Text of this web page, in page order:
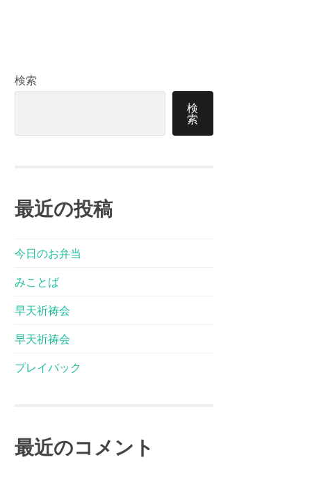
検索
検
索
最近の投稿
今日のお弁当
みことば
早天祈祷会
早天祈祷会
プレイバック
最近のコメント